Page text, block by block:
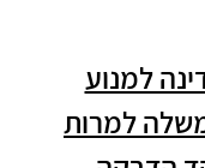
למנוע
למרות